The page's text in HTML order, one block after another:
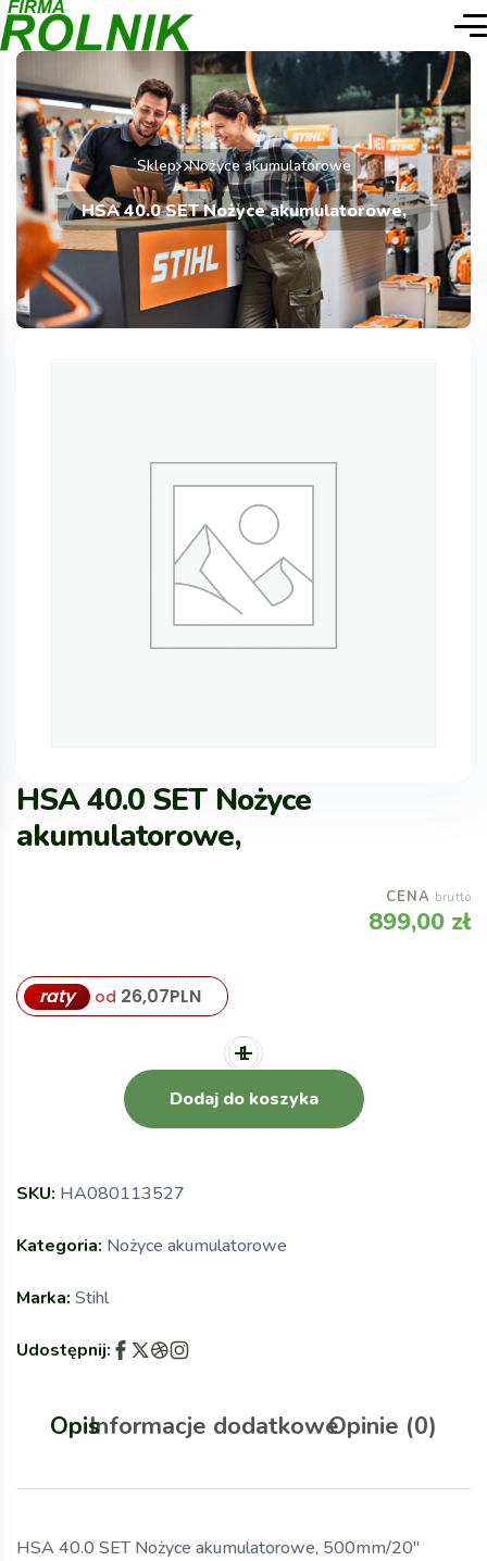
Sklep Nożyce akumulatorowe
HSA 40.0 SET Nożyce akumulatorowe,
HSA 40.0 SET Nożyce
akumulatorowe,
CENA brutto
899,00 zł
raty od 26,07PLN
Dodaj do koszyka
SKU: HA080113527
Kategoria: Nożyce akumulatorowe
Marka: Stihl
Udostępnij:
OpisInformacje dodatkoweOpinie (0)
HSA 40.0 SET Nożyce akumulatorowe, 500mm/20″